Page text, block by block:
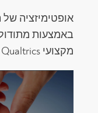
אופטימיזציה של
באמצעות
מקצועי By AKT, powered by Qualtrics